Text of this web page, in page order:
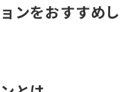
ンをおすすめし